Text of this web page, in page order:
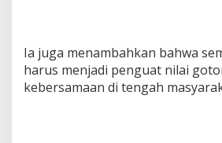
Ia juga menambahkan bahwa
harus menjadi penguat nilai
kebersamaan di tengah